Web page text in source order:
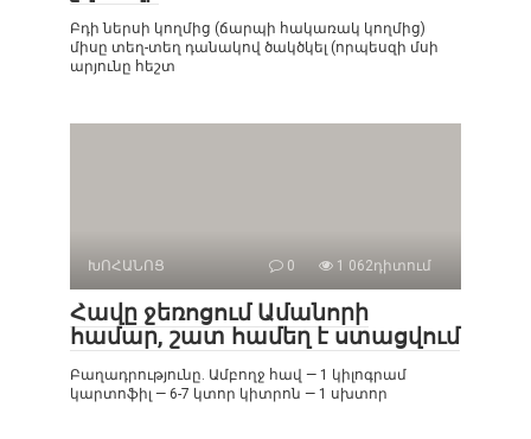
Բդի ներսի կողմից (ճարպի հակառակ կողմից)
միսը տեղ-տեղ դանակով ծակծկել (որպեսզի մսի
արյունը հեշտ
ԽՈՀԱՆՈՑ 0 1 062դիտում
Հավը ջեռոցում Ամանորի
համար, շատ համեղ է ստացվում
Բաղադրությունը. Ամբողջ հավ — 1 կիլոգրամ
կարտոֆիլ — 6-7 կտոր կիտրոն — 1 սխտոր